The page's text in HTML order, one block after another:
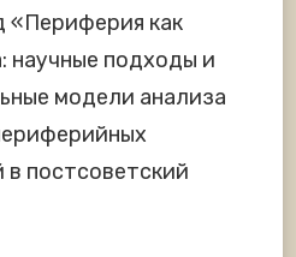
«Периферия как
научные подходы и
модели анализа
постсоветский